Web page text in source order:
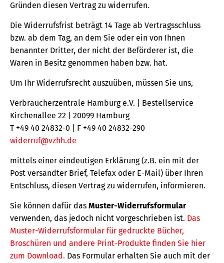
Gründen diesen Vertrag zu widerrufen.
Die Widerrufsfrist beträgt 14 Tage ab Vertragsschluss
bzw. ab dem Tag, an dem Sie oder ein von Ihnen
benannter Dritter, der nicht der Beförderer ist, die
Waren in Besitz genommen haben bzw. hat.
Um Ihr Widerrufsrecht auszuüben, müssen Sie uns,
Verbraucherzentrale Hamburg e.V. | Bestellservice
Kirchenallee 22 | 20099 Hamburg
T +49 40 24832-0 | F +49 40 24832-290
widerruf@vzhh.de
mittels einer eindeutigen Erklärung (z.B. ein mit der
Post versandter Brief, Telefax oder E-Mail) über Ihren
Entschluss, diesen Vertrag zu widerrufen, informieren.
Sie können dafür das Muster-Widerrufsformular
verwenden, das jedoch nicht vorgeschrieben ist. Das
Muster-Widerrufsformular für gedruckte Bücher,
Broschüren und andere Print-Produkte finden Sie hier
zum Download. Das Formular erhalten Sie auch mit der